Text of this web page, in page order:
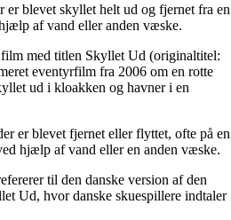
er blevet skyllet helt ud og fjernet fra en
af vand eller anden væske.
med titlen Skyllet Ud (originaltitel:
eventyrfilm fra 2006 om en rotte
ud i kloakken og havner i en
er blevet fjernet eller flyttet, ofte på en
hjælp af vand eller en anden væske.
til den danske version af den
Ud, hvor danske skuespillere indtaler